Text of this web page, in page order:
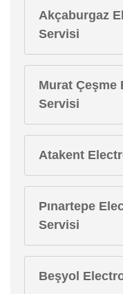
Akçaburgaz
Servisi
Murat Çeşme
Servisi
Atakent
Pınartepe
Servisi
Beşyol